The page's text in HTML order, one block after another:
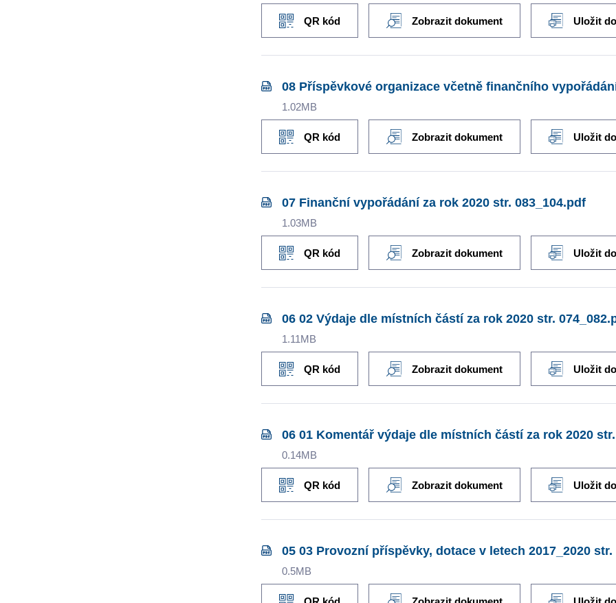
QR kód Zobrazit dokument Uložit
08 Příspěvkové organizace včetně finančního
1.02MB
QR kód Zobrazit dokument Uložit
07 Finanční vypořádání za rok 2020 str. 083_104.pdf
1.03MB
QR kód Zobrazit dokument Uložit
06 02 Výdaje dle místních částí za rok 2020 str.
1.11MB
QR kód Zobrazit dokument Uložit
06 01 Komentář výdaje dle místních částí za rok 2020
0.14MB
QR kód Zobrazit dokument Uložit
05 03 Provozní příspěvky, dotace v letech 2017_2020 str.
0.5MB